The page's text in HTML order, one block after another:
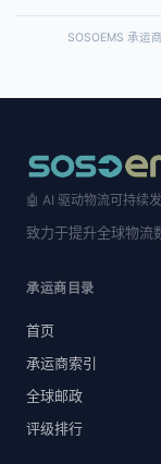
SOSOEMS 承运
🤖 AI 驱动物流可持续
致力于提升全球物流
承运商目录
首页
承运商索引
全球邮政
评级排行